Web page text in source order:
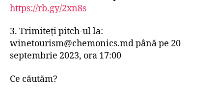
https://rb.gy/2xn8s
3. Trimiteți pitch-ul la:
winetourism@chemonics.md până pe 20
septembrie 2023, ora 17:00
Ce căutăm?